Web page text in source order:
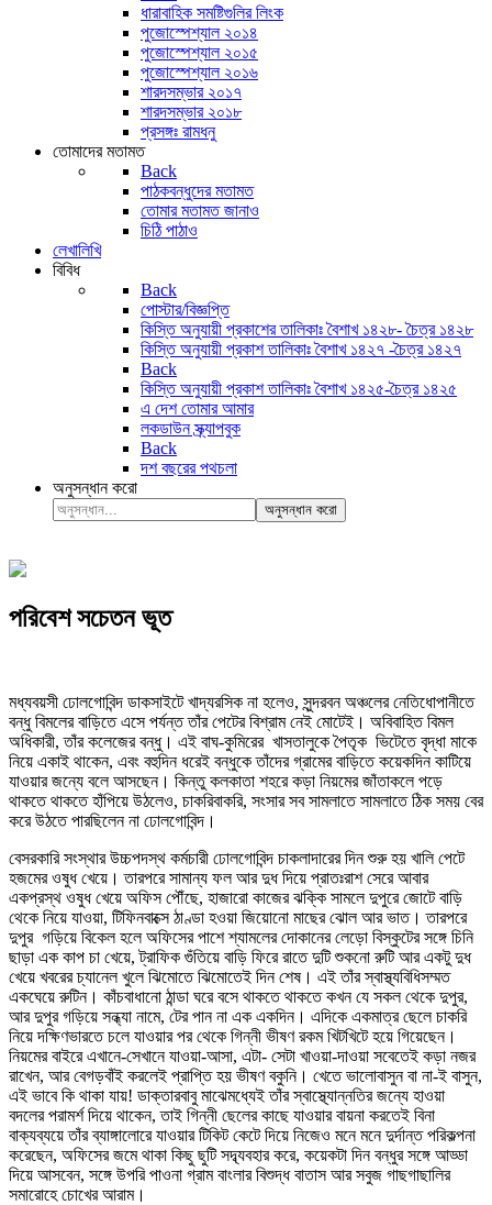
ধারাবাহিক সমষ্টিগুলির লিংক
পুজোস্পেশ্যাল ২০১৪
পুজোস্পেশ্যাল ২০১৫
পুজোস্পেশ্যাল ২০১৬
শারদসম্ভার ২০১৭
শারদসম্ভার ২০১৮
প্রসঙ্গঃ রামধনু
তোমাদের মতামত
Back
পাঠকবন্ধুদের মতামত
তোমার মতামত জানাও
চিঠি পাঠাও
লেখালিখি
বিবিধ
Back
পোস্টার/বিজ্ঞপ্তি
কিস্তি অনুযায়ী প্রকাশের তালিকাঃ বৈশাখ ১৪২৮- চৈত্র ১৪২৮
কিস্তি অনুযায়ী প্রকাশ তালিকাঃ বৈশাখ ১৪২৭ -চৈত্র ১৪২৭
Back
কিস্তি অনুযায়ী প্রকাশ তালিকাঃ বৈশাখ ১৪২৫-চৈত্র ১৪২৫
এ দেশ তোমার আমার
লকডাউন স্ক্র্যাপবুক
Back
দশ বছরের পথচলা
অনুসন্ধান করো
অনুসন্ধান করো
পরিবেশ সচেতন ভূত
মধ্যবয়সী ঢোলগোবিন্দ ডাকসাইটে খাদ্যরসিক না হলেও, সুন্দরবন অঞ্চলের নেতিধোপানীতে
বন্ধু বিমলের বাড়িতে এসে পর্যন্ত তাঁর পেটের বিশ্রাম নেই মোটেই। অবিবাহিত বিমল
অধিকারী, তাঁর কলেজের বন্ধু। এই বাঘ-কুমিরের খাসতালুকে পৈতৃক ভিটেতে বৃদ্ধা মাকে
নিয়ে একাই থাকেন, এবং বহুদিন ধরেই বন্ধুকে তাঁদের গ্রামের বাড়িতে কয়েকদিন কাটিয়ে
যাওয়ার জন্যে বলে আসছেন। কিন্তু কলকাতা শহরে কড়া নিয়মের জাঁতাকলে পড়ে
থাকতে থাকতে হাঁপিয়ে উঠলেও, চাকরিবাকরি, সংসার সব সামলাতে সামলাতে ঠিক সময় বের
করে উঠতে পারছিলেন না ঢোলগোবিন্দ।
বেসরকারি সংস্থার উচ্চপদস্থ কর্মচারী ঢোলগোবিন্দ চাকলাদারের দিন শুরু হয় খালি পেটে
হজমের ওষুধ খেয়ে। তারপরে সামান্য ফল আর দুধ দিয়ে প্রাতঃরাশ সেরে আবার
একপ্রস্থ ওষুধ খেয়ে অফিস পৌঁছে, হাজারো কাজের ঝক্কি সামলে দুপুরে জোটে বাড়ি
থেকে নিয়ে যাওয়া, টিফিনবাক্সে ঠাণ্ডা হওয়া জিয়োনো মাছের ঝোল আর ভাত। তারপরে
দুপুর গড়িয়ে বিকেল হলে অফিসের পাশে শ্যামলের দোকানের লেড়ো বিস্কুটের সঙ্গে চিনি
ছাড়া এক কাপ চা খেয়ে, ট্রাফিক গুঁতিয়ে বাড়ি ফিরে রাতে দুটি শুকনো রুটি আর একটু দুধ
খেয়ে খবরের চ্যানেল খুলে ঝিমোতে ঝিমোতেই দিন শেষ। এই তাঁর স্বাস্থ্যবিধিসম্মত
একঘেয়ে রুটিন। কাঁচবাধানো ঠান্ডা ঘরে বসে থাকতে থাকতে কখন যে সকল থেকে দুপুর,
আর দুপুর গড়িয়ে সন্ধ্যা নামে, টের পান না এক একদিন। এদিকে একমাত্র ছেলে চাকরি
নিয়ে দক্ষিণভারতে চলে যাওয়ার পর থেকে গিন্নী ভীষণ রকম খিটখিটে হয়ে গিয়েছেন।
নিয়মের বাইরে এখানে-সেখানে যাওয়া-আসা, এটা- সেটা খাওয়া-দাওয়া সবেতেই কড়া নজর
রাখেন, আর বেগড়বাঁই করলেই প্রাপ্তি হয় ভীষণ বকুনি। খেতে ভালোবাসুন বা না-ই বাসুন,
এই ভাবে কি থাকা যায়! ডাক্তারবাবু মাঝেমধ্যেই তাঁর স্বাস্থ্যোন্নতির জন্যে হাওয়া
বদলের পরামর্শ দিয়ে থাকেন, তাই গিন্নী ছেলের কাছে যাওয়ার বায়না করতেই বিনা
বাক্যব্যয়ে তাঁর ব্যাঙ্গালোরে যাওয়ার টিকিট কেটে দিয়ে নিজেও মনে মনে দুর্দান্ত পরিকল্পনা
করেছেন, অফিসের জমে থাকা কিছু ছুটি সদ্ব্যবহার করে, কয়েকটা দিন বন্ধুর সঙ্গে আড্ডা
দিয়ে আসবেন, সঙ্গে উপরি পাওনা গ্রাম বাংলার বিশুদ্ধ বাতাস আর সবুজ গাছগাছালির
সমারোহে চোখের আরাম।